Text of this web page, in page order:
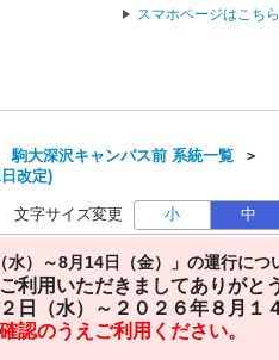
スマホページはこちら
駒大深沢キャンパス前 系統一覧 ＞
改定)
文字サイズ変更 小 中
水）～8月14日（金）」の運行につ
利用いただきましてありがと
日（水）～２０２６年８月１
認のうえご利用ください。